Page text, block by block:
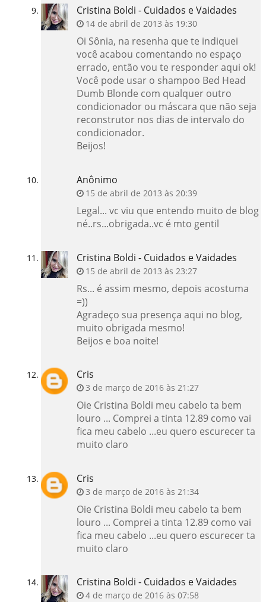
Cristina Boldi - Cuidados e Vaidades
14 de abril de 2013 às 19:30
Oi Sônia, na resenha que te indiquei
você acabou comentando no espaço
errado, então vou te responder aqui ok!
Você pode usar o shampoo Bed Head
Dumb Blonde com qualquer outro
condicionador ou máscara que não seja
reconstrutor nos dias de intervalo do
condicionador.
Beijos!
Anônimo
15 de abril de 2013 às 20:39
Legal... vc viu que entendo muito de blog
né..rs...obrigada..vc é mto gentil
Cristina Boldi - Cuidados e Vaidades
15 de abril de 2013 às 23:27
Rs... é assim mesmo, depois acostuma
=))
Agradeço sua presença aqui no blog,
muito obrigada mesmo!
Beijos e boa noite!
Cris
3 de março de 2016 às 21:27
Oie Cristina Boldi meu cabelo ta bem
louro ... Comprei a tinta 12.89 como vai
fica meu cabelo ...eu quero escurecer ta
muito claro
Cris
3 de março de 2016 às 21:34
Oie Cristina Boldi meu cabelo ta bem
louro ... Comprei a tinta 12.89 como vai
fica meu cabelo ...eu quero escurecer ta
muito claro
Cristina Boldi - Cuidados e Vaidades
4 de março de 2016 às 07:58